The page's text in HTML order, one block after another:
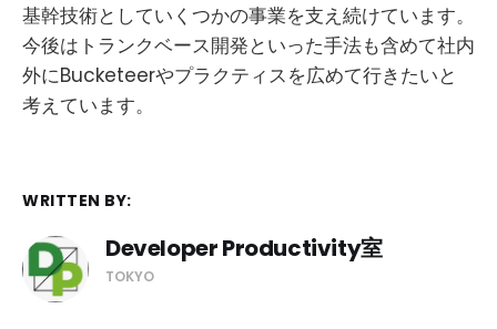
基幹技術としていくつかの事業を支え続けています。
今後はトランクベース開発といった手法も含めて社内
外にBucketeerやプラクティスを広めて行きたいと
考えています。
WRITTEN BY:
Developer Productivity室
TOKYO